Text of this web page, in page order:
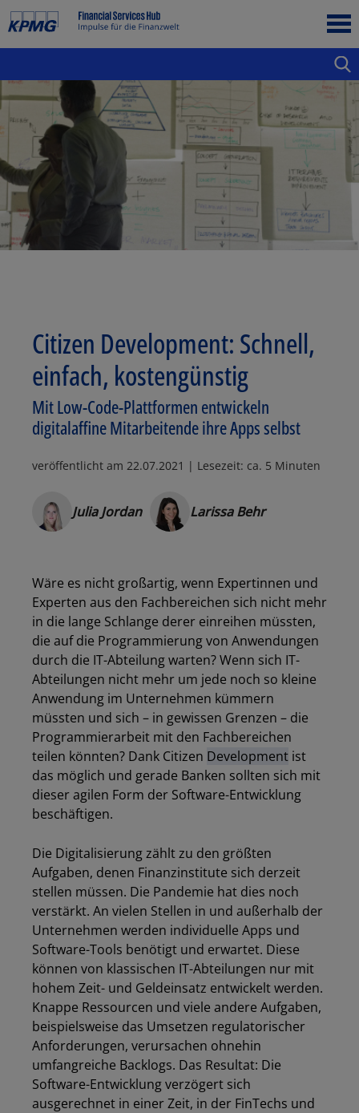
Citizen Development: Schnell,
einfach, kostengünstig
Mit Low-Code-Plattformen entwickeln
digitalaffine Mitarbeitende ihre Apps selbst
veröffentlicht am 22.07.2021 | Lesezeit: ca. 5 Minuten
Julia Jordan Larissa Behr
Wäre es nicht großartig, wenn Expertinnen und
Experten aus den Fachbereichen sich nicht mehr
in die lange Schlange derer einreihen müssten,
die auf die Programmierung von Anwendungen
durch die IT-Abteilung warten? Wenn sich IT-
Abteilungen nicht mehr um jede noch so kleine
Anwendung im Unternehmen kümmern
müssten und sich – in gewissen Grenzen – die
Programmierarbeit mit den Fachbereichen
teilen könnten? Dank Citizen Development ist
das möglich und gerade Banken sollten sich mit
dieser agilen Form der Software-Entwicklung
beschäftigen.
Die Digitalisierung zählt zu den größten
Aufgaben, denen Finanzinstitute sich derzeit
stellen müssen. Die Pandemie hat dies noch
verstärkt. An vielen Stellen in und außerhalb der
Unternehmen werden individuelle Apps und
Software-Tools benötigt und erwartet. Diese
können von klassischen IT-Abteilungen nur mit
hohem Zeit- und Geldeinsatz entwickelt werden.
Knappe Ressourcen und viele andere Aufgaben,
beispielsweise das Umsetzen regulatorischer
Anforderungen, verursachen ohnehin
umfangreiche Backlogs. Das Resultat: Die
Software-Entwicklung verzögert sich
ausgerechnet in einer Zeit, in der FinTechs und